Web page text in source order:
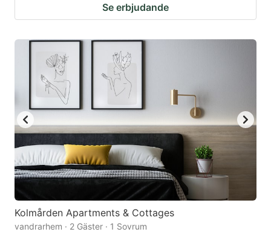
Se erbjudande
Kolmården Apartments & Cottages
vandrarhem · 2 Gäster · 1 Sovrum